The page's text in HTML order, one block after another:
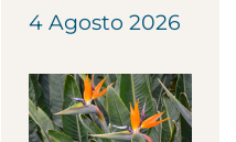
4 Agosto 2026